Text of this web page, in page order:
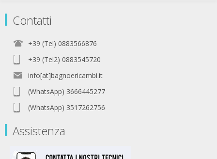
Contatti
+39 (Tel) 0883566876
+39 (Tel2) 0883545720
info[at]bagnoericambi.it
(WhatsApp) 3666445277
(WhatsApp) 3517262756
Assistenza